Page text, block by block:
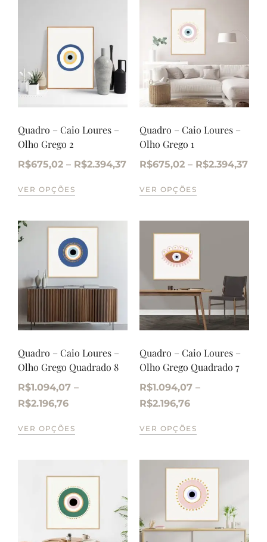
Quadro – Caio Loures –
Olho Grego 2
R$675,02 – R$2.394,37
VER OPÇÕES
Quadro – Caio Loures –
Olho Grego 1
R$675,02 – R$2.394,37
VER OPÇÕES
Quadro – Caio Loures –
Olho Grego Quadrado 8
R$1.094,07 –
R$2.196,76
VER OPÇÕES
Quadro – Caio Loures –
Olho Grego Quadrado 7
R$1.094,07 –
R$2.196,76
VER OPÇÕES